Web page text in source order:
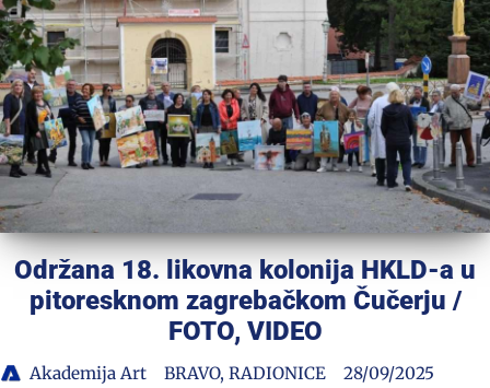
Održana 18. likovna kolonija HKLD-a u
pitoresknom zagrebačkom Čučerju /
FOTO, VIDEO
Akademija Art BRAVO, RADIONICE 28/09/2025